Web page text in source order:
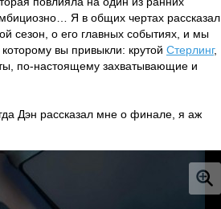
Я в общих чертах рассказал
сезон, о его главных событиях, и мы
вы привыкли: крутой Стерлинг,
по-настоящему захватывающие и
Дэн рассказал мне о финале, я аж